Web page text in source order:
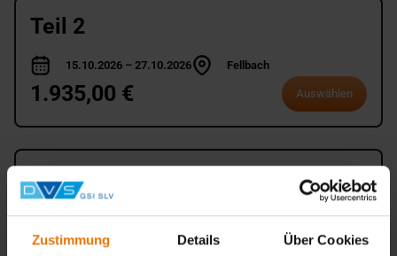
Zustimmung Details Über Cookies
Teil 2
15.10.2026 – 27.10.2026 Fellbach
1.935,00 € Auswählen
Präsenzphase Teil 3 HG 2
27.10.2026 – 30.10.2026 Fellbach
Anfragen